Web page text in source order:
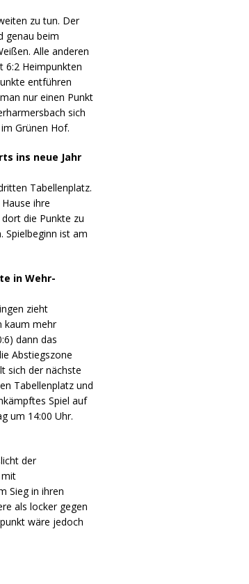
zu tun. Der
genau beim
Alle anderen
6:2 Heimpunkten
entführen
nur einen Punkt
sich
Grünen Hof.
ins neue Jahr
Tabellenplatz.
ihre
die Punkte zu
Spielbeginn ist am
in Wehr-
zieht
kaum mehr
dann das
Abstiegszone
sich der nächste
Tabellenplatz und
Spiel auf
um 14:00 Uhr.
der
mit
Sieg in ihren
als locker gegen
wäre jedoch